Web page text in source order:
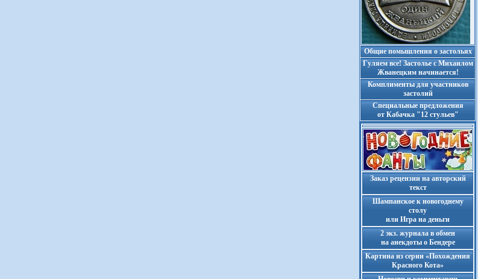
Общие помышления о застольях
Гуляем все! Застолье с Михаилом
Жванецким начинается!
Комплименты для участников
застолий
Cпециальные предложения
от Кабачка "12 стульев"
Заказ рецензии на авторский
текст
Шампанское к новогоднему
столу
или Игра на деньги
2 экз. журнала в обмен
на анекдоты о Бендере
Картина из серии «Похождения
Красного Кота»